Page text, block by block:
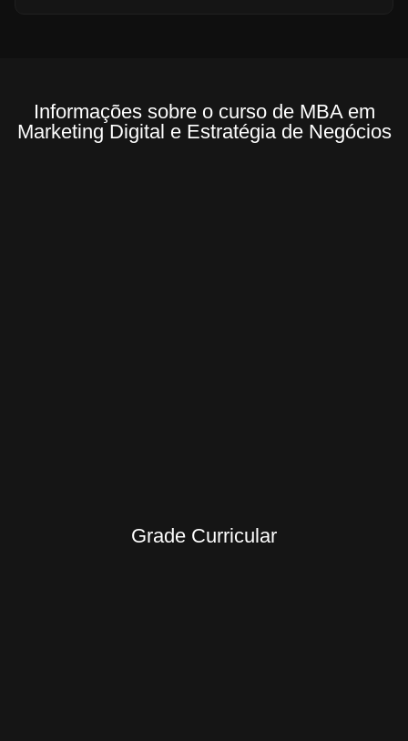
Informações sobre o curso de MBA em
Marketing Digital e Estratégia de Negócios
Grade Curricular